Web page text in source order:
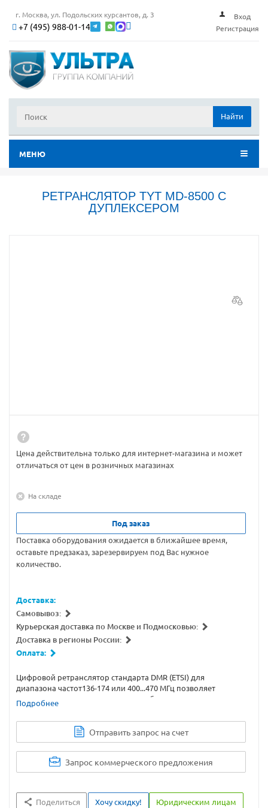
г. Москва, ул. Подольских курсантов, д. 3
+7 (495) 988-01-14
Вход
Регистрация
Найти
МЕНЮ
РЕТРАНСЛЯТОР TYT MD-8500 С
ДУПЛЕКСЕРОМ
Цена действительна только для интернет-магазина и может
отличаться от цен в розничных магазинах
На складе
Под заказ
Поставка оборудования ожидается в ближайшее время,
оставьте предзаказ, зарезервируем под Вас нужное
количество.
Доставка:
Самовывоз:
Курьерская доставка по Москве и Подмосковью:
Доставка в регионы России:
Оплата:
Цифровой ретранслятор стандарта DMR (ETSI) для
диапазона частот136-174 или 400...470 МГц позволяет
увеличить дальность связи между абонентскими
терминалами и вдвое повысить пропускную способность
системы производственной технологической радиосвязи,
поддерживая два одновременных соединения при занятии
одного частотного канала шириной 12,5 кГц.
Подробнее
Отправить запрос на счет
Запрос коммерческого предложения
Поделиться Хочу скидку! Юридическим лицам